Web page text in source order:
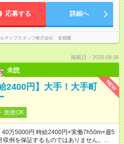
応募する 詳細へ
テンプスタッフ株式会社 首都圏
掲載日：2026.08.06
未読
NEW
2400円】大手！大手町
面接OK
万5000円 時給2400円×実働7h50m×週5
例を保証するものではありません。※給